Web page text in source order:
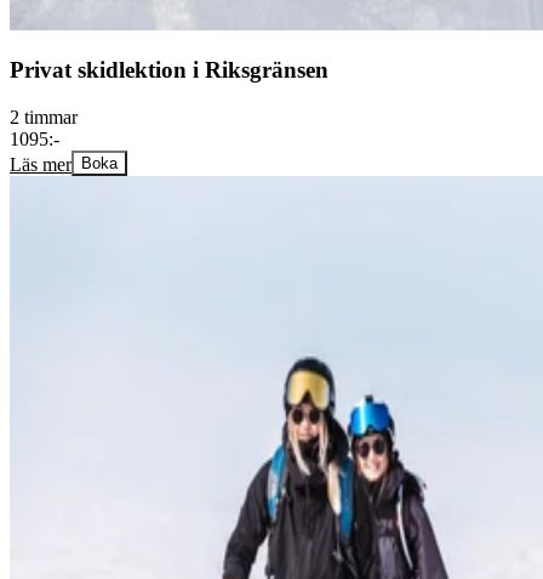
Privat skidlektion i Riksgränsen
2 timmar
1095:-
Läs mer
Boka